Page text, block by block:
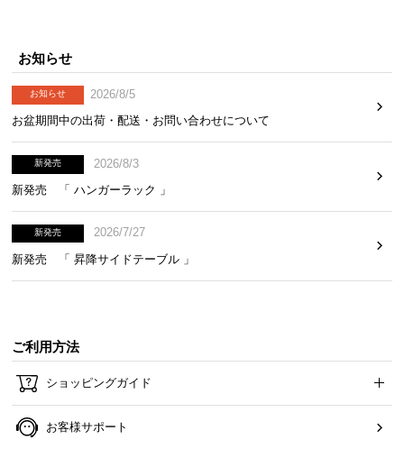
お知らせ
お知らせ
2026/8/5
お盆期間中の出荷・配送・お問い合わせについて
新発売
2026/8/3
新発売 「 ハンガーラック 」
新発売
2026/7/27
新発売 「 昇降サイドテーブル 」
ご利用方法
ショッピングガイド
お客様サポート